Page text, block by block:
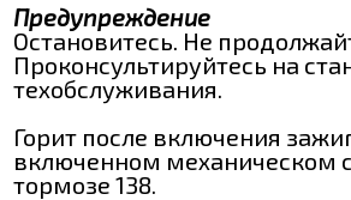
Предупреждение
Остановитесь. Не
Проконсультируйтесь на
техобслуживания.
Горит после включения
включенном механическом
тормозе 138.